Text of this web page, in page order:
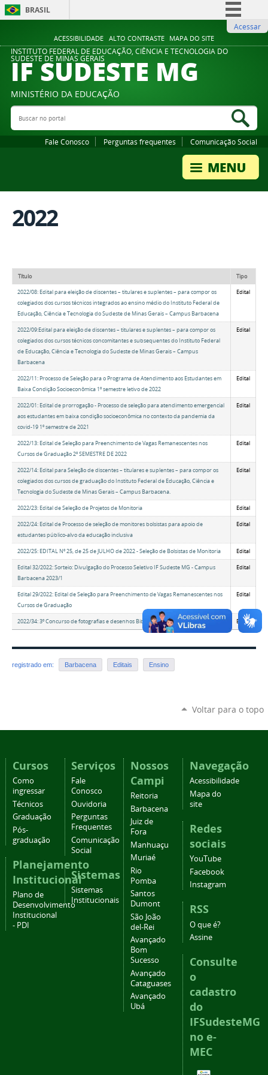
ACESSIBILIDADE ALTO CONTRASTE MAPA DO SITE
BRASIL
Comunica BR
Participe
Legislação
Acessar
INSTITUTO FEDERAL DE EDUCAÇÃO, CIÊNCIA E TECNOLOGIA DO
SUDESTE DE MINAS GERAIS
IF SUDESTE MG
MINISTÉRIO DA EDUCAÇÃO
Buscar no portal
Fale Conosco Perguntas frequentes Comunicação Social
2022
Título Tipo
2022/08: Edital para eleição de discentes – titulares e suplentes – para compor os
colegiados dos cursos técnicos integrados ao ensino médio do Instituto Federal de
Educação, Ciência e Tecnologia do Sudeste de Minas Gerais – Campus Barbacena
Edital
2022/09:Edital para eleição de discentes – titulares e suplentes – para compor os
colegiados dos cursos técnicos concomitantes e subsequentes do Instituto Federal
de Educação, Ciência e Tecnologia do Sudeste de Minas Gerais – Campus
Barbacena
Edital
2022/11: Processo de Seleção para o Programa de Atendimento aos Estudantes em
Baixa Condição Socioeconômica 1º semestre letivo de 2022
Edital
2022/01: Edital de prorrogação - Processo de seleção para atendimento emergencial
aos estudantes em baixa condição socioeconômica no contexto da pandemia da
covid-19 1º semestre de 2021
Edital
2022/13: Edital de Seleção para Preenchimento de Vagas Remanescentes nos
Cursos de Graduação 2º SEMESTRE DE 2022
Edital
2022/14: Edital para Seleção de discentes – titulares e suplentes – para compor os
colegiados dos cursos de graduação do Instituto Federal de Educação, Ciência e
Tecnologia do Sudeste de Minas Gerais – Campus Barbacena.
Edital
2022/23: Edital de Seleção de Projetos de Monitoria Edital
2022/24: Edital de Processo de seleção de monitores bolsistas para apoio de
estudantes público-alvo da educação inclusiva
Edital
2022/25: EDITAL Nº 25, de 25 de JULHO de 2022 - Seleção de Bolsistas de Monitoria Edital
Edital 32/2022: Sorteio: Divulgação do Processo Seletivo IF Sudeste MG - Campus
Barbacena 2023/1
Edital
Edital 29/2022: Edital de Seleção para Preenchimento de Vagas Remanescentes nos
Cursos de Graduação
Edital
2022/34: 3º Concurso de fotografias e desenhos Biblioteca Roberval Cardoso Edital
registrado em: Barbacena Editais Ensino
Voltar para o topo
Cursos
Como
ingressar
Técnicos
Graduação
Pós-
graduação
Planejamento
Institucional
Plano de
Desenvolvimento
Institucional
- PDI
Serviços
Fale
Conosco
Ouvidoria
Perguntas
Frequentes
Comunicação
Social
Sistemas
Sistemas
Institucionais
Nossos
Campi
Reitoria
Barbacena
Juiz de
Fora
Manhuaçu
Muriaé
Rio
Pomba
Santos
Dumont
São João
del-Rei
Avançado
Bom
Sucesso
Avançado
Cataguases
Avançado
Ubá
Navegação
Acessibilidade
Mapa do
site
Redes
sociais
YouTube
Facebook
Instagram
RSS
O que é?
Assine
Consulte
o
cadastro
do
IFSudesteMG
no e-
MEC